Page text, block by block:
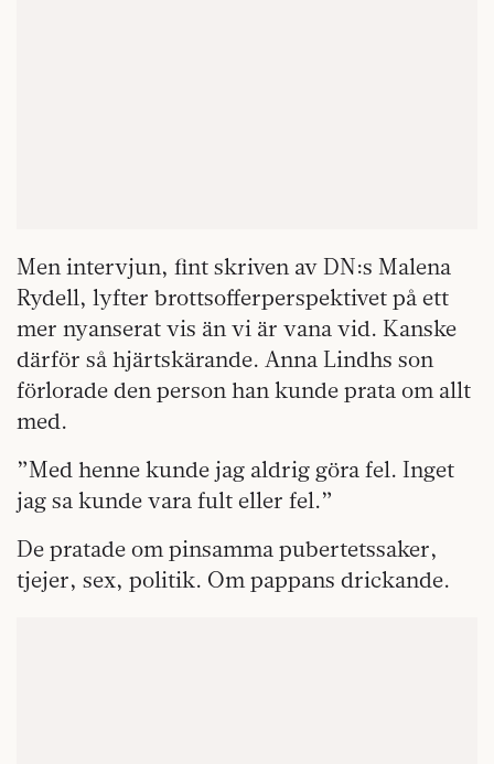
Men intervjun, fint skriven av DN:s Malena
Rydell, lyfter brottsofferperspektivet på ett
mer nyanserat vis än vi är vana vid. Kanske
därför så hjärtskärande. Anna Lindhs son
förlorade den person han kunde prata om allt
med.
”Med henne kunde jag aldrig göra fel. Inget
jag sa kunde vara fult eller fel.”
De pratade om pinsamma pubertetssaker,
tjejer, sex, politik. Om pappans drickande.